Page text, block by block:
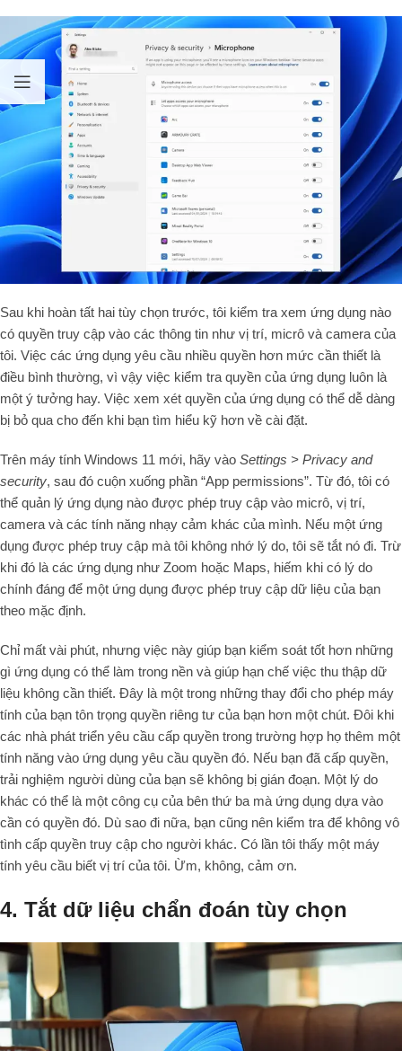
Sau khi hoàn tất hai tùy chọn trước, tôi kiểm tra xem ứng dụng nào
có quyền truy cập vào các thông tin như vị trí, micrô và camera của
tôi. Việc các ứng dụng yêu cầu nhiều quyền hơn mức cần thiết là
điều bình thường, vì vậy việc kiểm tra quyền của ứng dụng luôn là
một ý tưởng hay. Việc xem xét quyền của ứng dụng có thể dễ dàng
bị bỏ qua cho đến khi bạn tìm hiểu kỹ hơn về cài đặt.
Trên máy tính Windows 11 mới, hãy vào Settings > Privacy and
security, sau đó cuộn xuống phần “App permissions”. Từ đó, tôi có
thể quản lý ứng dụng nào được phép truy cập vào micrô, vị trí,
camera và các tính năng nhạy cảm khác của mình. Nếu một ứng
dụng được phép truy cập mà tôi không nhớ lý do, tôi sẽ tắt nó đi. Trừ
khi đó là các ứng dụng như Zoom hoặc Maps, hiếm khi có lý do
chính đáng để một ứng dụng được phép truy cập dữ liệu của bạn
theo mặc định.
Chỉ mất vài phút, nhưng việc này giúp bạn kiểm soát tốt hơn những
gì ứng dụng có thể làm trong nền và giúp hạn chế việc thu thập dữ
liệu không cần thiết. Đây là một trong những thay đổi cho phép máy
tính của bạn tôn trọng quyền riêng tư của bạn hơn một chút. Đôi khi
các nhà phát triển yêu cầu cấp quyền trong trường hợp họ thêm một
tính năng vào ứng dụng yêu cầu quyền đó. Nếu bạn đã cấp quyền,
trải nghiệm người dùng của bạn sẽ không bị gián đoạn. Một lý do
khác có thể là một công cụ của bên thứ ba mà ứng dụng dựa vào
cần có quyền đó. Dù sao đi nữa, bạn cũng nên kiểm tra để không vô
tình cấp quyền truy cập cho người khác. Có lần tôi thấy một máy
tính yêu cầu biết vị trí của tôi. Ừm, không, cảm ơn.
4. Tắt dữ liệu chẩn đoán tùy chọn